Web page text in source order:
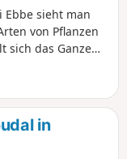
Ebbe sieht man
von Pflanzen
sich das Ganze
Tiefland
auf sandigem,
von einer
und die Fotos
in